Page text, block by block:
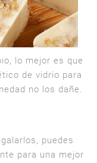
lo mejor es que
de vidrio para
no los dañe.
puedes
para una mejor